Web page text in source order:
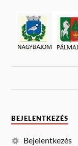
BEJELENTKEZÉS
Bejelentkezés